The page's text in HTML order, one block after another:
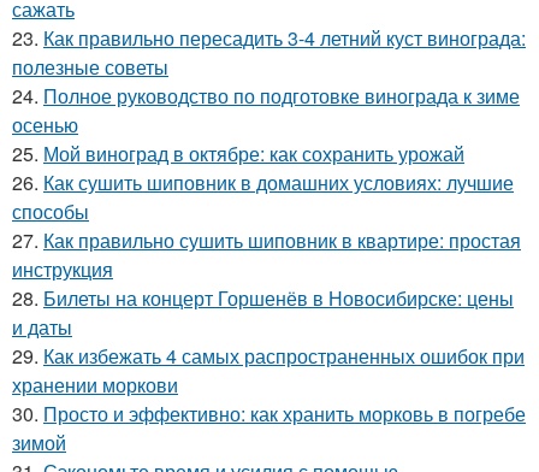
сажать
23. Как правильно пересадить 3-4 летний куст винограда:
полезные советы
24. Полное руководство по подготовке винограда к зиме
осенью
25. Мой виноград в октябре: как сохранить урожай
26. Как сушить шиповник в домашних условиях: лучшие
способы
27. Как правильно сушить шиповник в квартире: простая
инструкция
28. Билеты на концерт Горшенёв в Новосибирске: цены
и даты
29. Как избежать 4 самых распространенных ошибок при
хранении моркови
30. Просто и эффективно: как хранить морковь в погребе
зимой